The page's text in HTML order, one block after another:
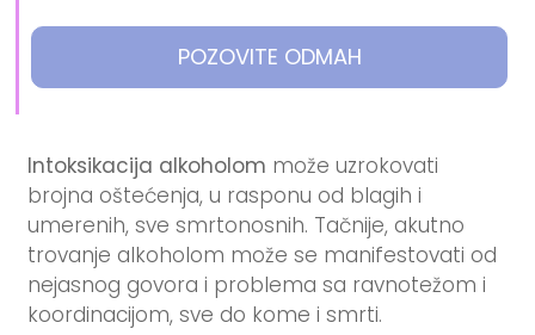
POZOVITE ODMAH
Intoksikacija alkoholom može uzrokovati
brojna oštećenja, u rasponu od blagih i
umerenih, sve smrtonosnih. Tačnije, akutno
trovanje alkoholom može se manifestovati od
nejasnog govora i problema sa ravnotežom i
koordinacijom, sve do kome i smrti.